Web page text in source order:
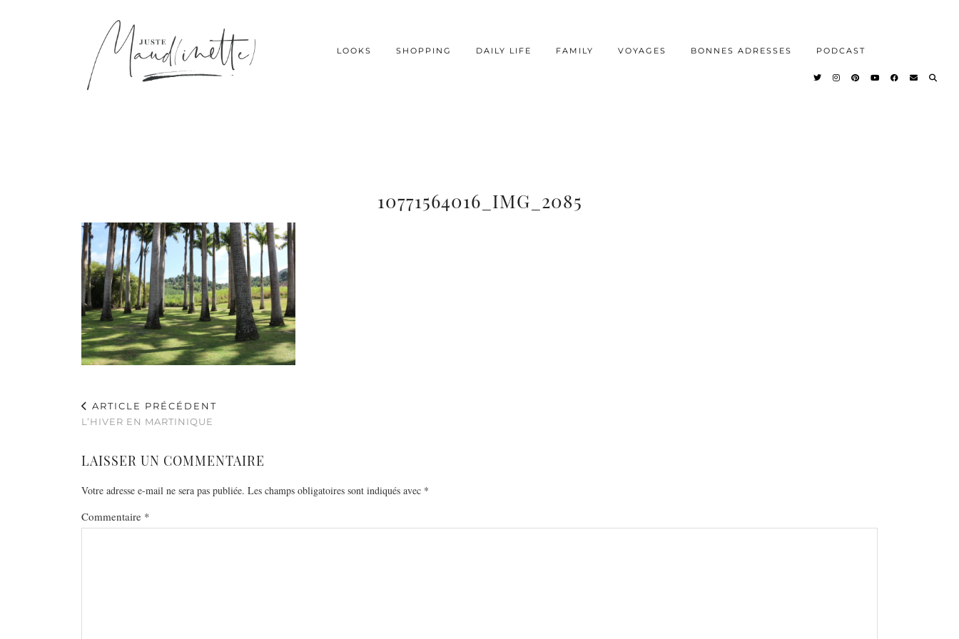
LOOKS SHOPPING DAILY LIFE FAMILY VOYAGES BONNES ADRESSES PODCAST
10771564016_IMG_2085
ARTICLE PRÉCÉDENT
L’HIVER EN MARTINIQUE
LAISSER UN COMMENTAIRE
Votre adresse e-mail ne sera pas publiée. Les champs obligatoires sont indiqués avec *
Commentaire *